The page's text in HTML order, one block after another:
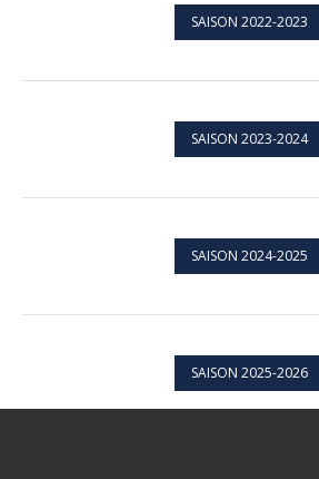
SAISON 2022-2023
SAISON 2023-2024
SAISON 2024-2025
SAISON 2025-2026